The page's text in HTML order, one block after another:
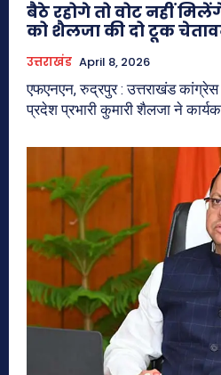
बैठे रहोगे तो वोट नहीं
को शैलजा की दो टूक
उत्तराखंड April 8, 2026
एफएनएन, रुद्रपुर : उत्तराखंड
प्रदेश प्रभारी कुमारी शैलजा ने